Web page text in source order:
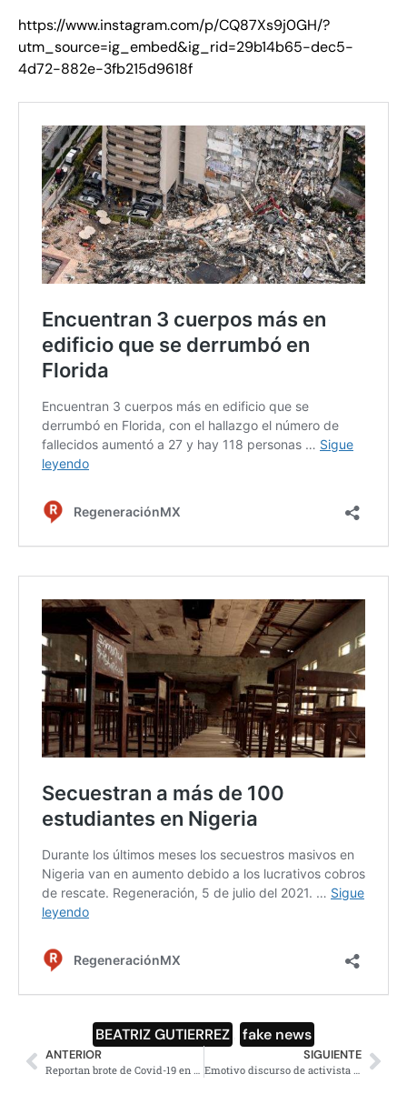
https://www.instagram.com/p/CQ87Xs9j0GH/?
utm_source=ig_embed&ig_rid=29b14b65-dec5-
4d72-882e-3fb215d9618f
BEATRIZ GUTIERREZ fake news
ANTERIOR SIGUIENTE